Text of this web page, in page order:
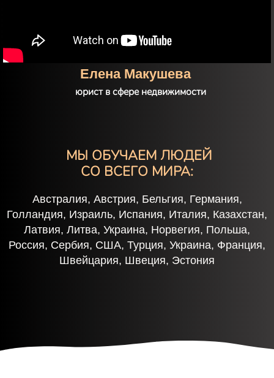
Мария Тарасова
психолог
МЫ ОБУЧАЕМ ЛЮДЕЙ
СО ВСЕГО МИРА:
Австралия, Австрия, Бельгия, Германия,
Голландия, Израиль, Испания, Италия, Казахстан,
Латвия, Литва, Украина, Норвегия, Польша,
Россия, Сербия, США, Турция, Украина, Франция,
Швейцария, Швеция, Эстония